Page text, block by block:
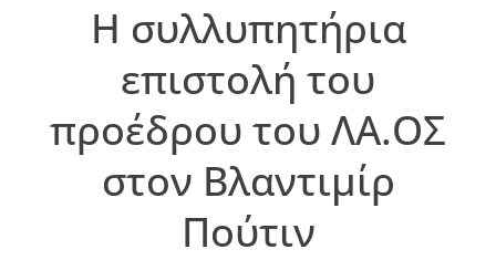
Η συλλυπητήρια
επιστολή του
προέδρου του ΛΑ.ΟΣ
στον Βλαντιμίρ
Πούτιν